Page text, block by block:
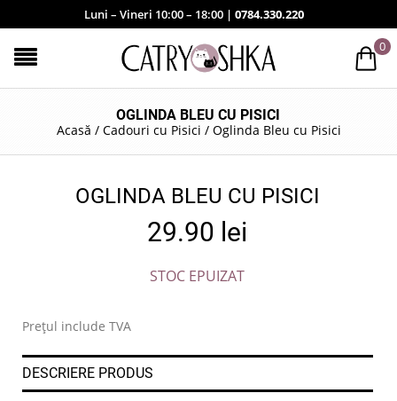
Luni – Vineri 10:00 – 18:00 | 0784.330.220
0
OGLINDA BLEU CU PISICI
Acasă / Cadouri cu Pisici / Oglinda Bleu cu Pisici
OGLINDA BLEU CU PISICI
29.90 lei
STOC EPUIZAT
Prețul include TVA
DESCRIERE PRODUS